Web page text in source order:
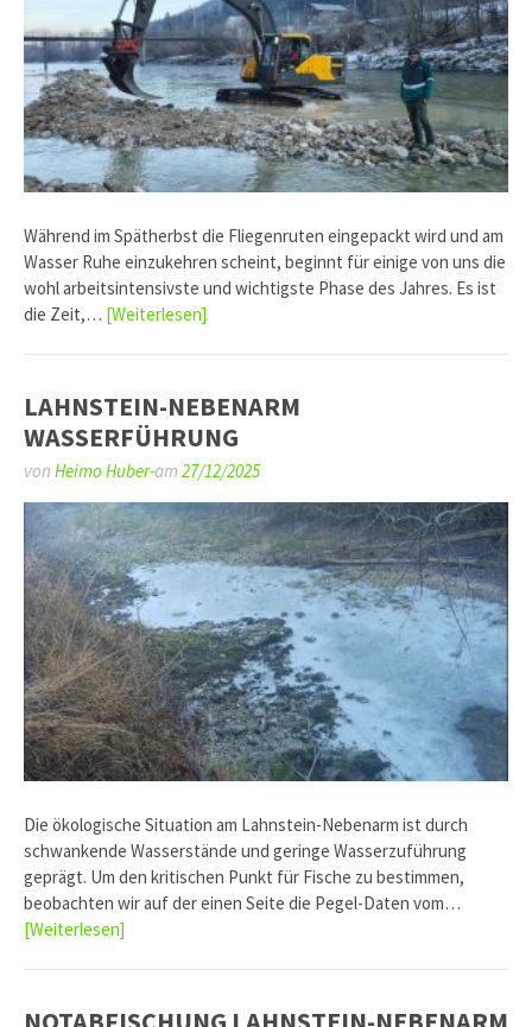
Während im Spätherbst die Fliegenruten eingepackt wird und am
Wasser Ruhe einzukehren scheint, beginnt für einige von uns die
wohl arbeitsintensivste und wichtigste Phase des Jahres. Es ist
die Zeit,… [Weiterlesen]
LAHNSTEIN-NEBENARM
WASSERFÜHRUNG
von Heimo Huber-am 27/12/2025
Die ökologische Situation am Lahnstein-Nebenarm ist durch
schwankende Wasserstände und geringe Wasserzuführung
geprägt. Um den kritischen Punkt für Fische zu bestimmen,
beobachten wir auf der einen Seite die Pegel-Daten vom…
[Weiterlesen]